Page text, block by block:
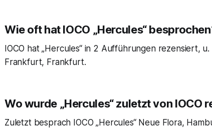
Wie oft hat IOCO „Hercules“
IOCO hat „Hercules“ in 2 Aufführungen rezensiert,
Frankfurt, Frankfurt.
Wo wurde „Hercules“ zuletzt von IOCO
Zuletzt besprach IOCO „Hercules“ Neue Flora,